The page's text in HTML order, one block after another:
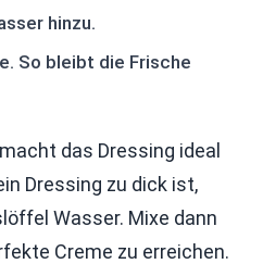
hinzu.
So bleibt die Frische
das Dressing ideal
Dressing zu dick ist,
Wasser. Mixe dann
Creme zu erreichen.